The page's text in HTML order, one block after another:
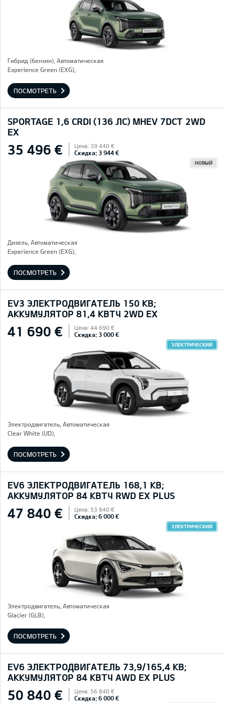
Гибрид (бензин), Автоматическая
Experience Green (EXG),
ПОСМОТРЕТЬ
SPORTAGE 1,6 CRDI (136 ЛС) MHEV 7DCT 2WD
EX
35 496 € Цена: 39 440 €
Скидка: 3 944 €
НОВЫЙ
Дизель, Автоматическая
Experience Green (EXG),
ПОСМОТРЕТЬ
EV3 ЭЛЕКТРОДВИГАТЕЛЬ 150 КВ;
AККУМУЛЯТОР 81,4 КВТЧ 2WD EX
41 690 € Цена: 44 690 €
Скидка: 3 000 €
ЭЛЕКТРИЧЕСКИЙ
Электродвигатель, Автоматическая
Clear White (UD),
ПОСМОТРЕТЬ
EV6 ЭЛЕКТРОДВИГАТЕЛЬ 168,1 КВ;
AККУМУЛЯТОР 84 КВТЧ RWD EX PLUS
47 840 € Цена: 53 840 €
Скидка: 6 000 €
ЭЛЕКТРИЧЕСКИЙ
Электродвигатель, Автоматическая
Glacier (GLB),
ПОСМОТРЕТЬ
EV6 ЭЛЕКТРОДВИГАТЕЛЬ 73,9/165,4 КВ;
AККУМУЛЯТОР 84 КВТЧ AWD EX PLUS
50 840 € Цена: 56 840 €
Скидка: 6 000 €